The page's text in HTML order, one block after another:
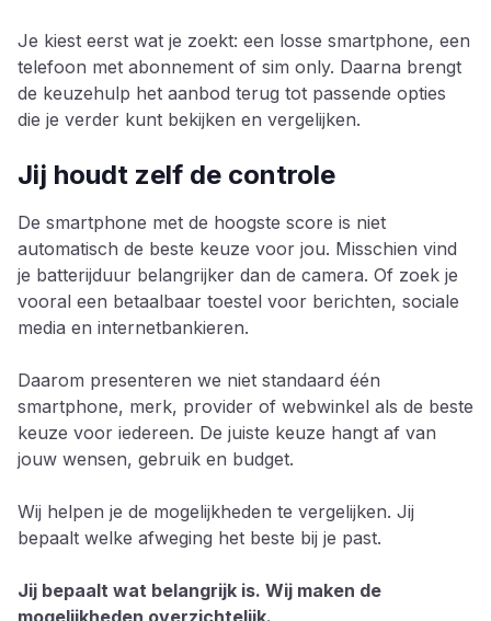
Je kiest eerst wat je zoekt: een losse smartphone, een
telefoon met abonnement of sim only. Daarna brengt
de keuzehulp het aanbod terug tot passende opties
die je verder kunt bekijken en vergelijken.
Jij houdt zelf de controle
De smartphone met de hoogste score is niet
automatisch de beste keuze voor jou. Misschien vind
je batterijduur belangrijker dan de camera. Of zoek je
vooral een betaalbaar toestel voor berichten, sociale
media en internetbankieren.
Daarom presenteren we niet standaard één
smartphone, merk, provider of webwinkel als de beste
keuze voor iedereen. De juiste keuze hangt af van
jouw wensen, gebruik en budget.
Wij helpen je de mogelijkheden te vergelijken. Jij
bepaalt welke afweging het beste bij je past.
Jij bepaalt wat belangrijk is. Wij maken de
mogelijkheden overzichtelijk.